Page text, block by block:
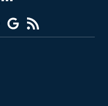
Google
News
RSS